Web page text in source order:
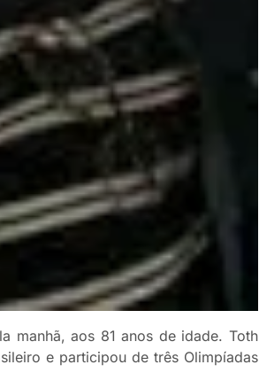
manhã, aos 81 anos de idade. Toth
e participou de três Olimpíadas